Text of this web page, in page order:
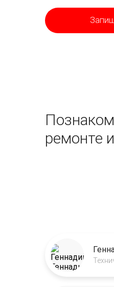
ремонте